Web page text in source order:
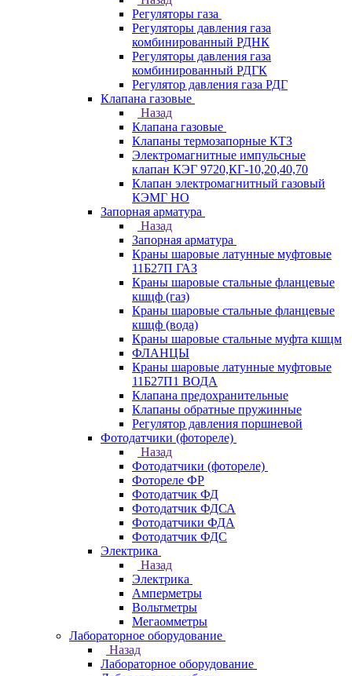
Регуляторы газа
Регуляторы давления газа
комбинированный РДНК
Регуляторы давления газа
комбинированный РДГК
Регулятор давления газа РДГ
Клапана газовые
Назад
Клапана газовые
Клапаны термозапорные КТЗ
Электромагнитные импульсные
клапан КЭГ 9720,КГ-10,20,40,70
Клапан электромагнитный газовый
КЭМГ НО
Запорная арматура
Назад
Запорная арматура
Краны шаровые латунные муфтовые
11Б27П ГАЗ
Краны шаровые стальные фланцевые
кшцф (газ)
Краны шаровые стальные фланцевые
кшцф (вода)
Краны шаровые стальные муфта кшцм
ФЛАНЦЫ
Краны шаровые латунные муфтовые
11Б27П1 ВОДА
Клапана предохранительные
Клапаны обратные пружинные
Регулятор давления поршневой
Фотодатчики (фотореле)
Назад
Фотодатчики (фотореле)
Фотореле ФР
Фотодатчик ФД
Фотодатчик ФДСА
Фотодатчики ФДА
Фотодатчик ФДС
Электрика
Назад
Электрика
Амперметры
Вольтметры
Мегаомметры
Лабораторное оборудование
Назад
Лабораторное оборудование